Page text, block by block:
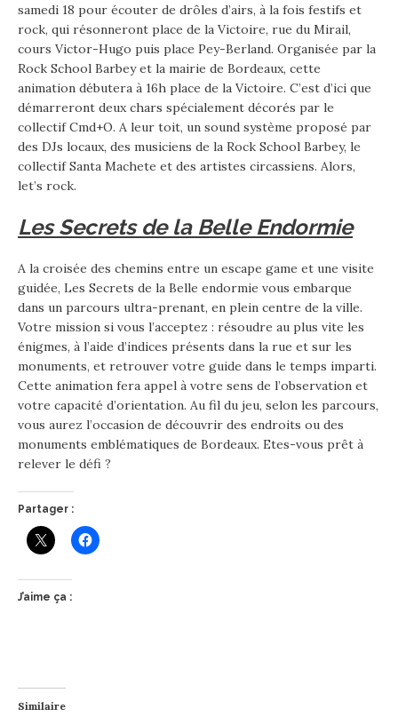
samedi 18 pour écouter de drôles d’airs, à la fois festifs et
rock, qui résonneront place de la Victoire, rue du Mirail,
cours Victor-Hugo puis place Pey-Berland. Organisée par la
Rock School Barbey et la mairie de Bordeaux, cette
animation débutera à 16h place de la Victoire. C’est d’ici que
démarreront deux chars spécialement décorés par le
collectif Cmd+O. A leur toit, un sound système proposé par
des DJs locaux, des musiciens de la Rock School Barbey, le
collectif Santa Machete et des artistes circassiens. Alors,
let’s rock.
Les Secrets de la Belle Endormie
A la croisée des chemins entre un escape game et une visite
guidée, Les Secrets de la Belle endormie vous embarque
dans un parcours ultra-prenant, en plein centre de la ville.
Votre mission si vous l’acceptez : résoudre au plus vite les
énigmes, à l’aide d’indices présents dans la rue et sur les
monuments, et retrouver votre guide dans le temps imparti.
Cette animation fera appel à votre sens de l’observation et
votre capacité d’orientation. Au fil du jeu, selon les parcours,
vous aurez l’occasion de découvrir des endroits ou des
monuments emblématiques de Bordeaux. Etes-vous prêt à
relever le défi ?
Partager :
J’aime ça :
Similaire